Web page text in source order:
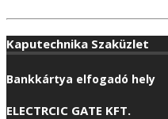
Kaputechnika Szaküzlet
Bankkártya elfogadó hely
ELECTRCIC GATE KFT.